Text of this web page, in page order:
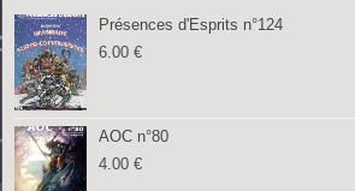
Présences d'Esprits n°124
6.00€
AOC n°80
4.00€